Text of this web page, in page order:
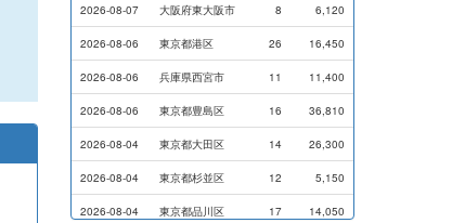
2026-08-07 大阪府東大阪市 8 6,120
2026-08-06 東京都港区 26 16,450
2026-08-06 兵庫県西宮市 11 11,400
2026-08-06 東京都豊島区 16 36,810
2026-08-04 東京都大田区 14 26,300
2026-08-04 東京都杉並区 12 5,150
2026-08-04 東京都品川区 17 14,050